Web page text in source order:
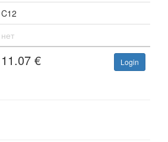
C12
нет
11.07 € Login